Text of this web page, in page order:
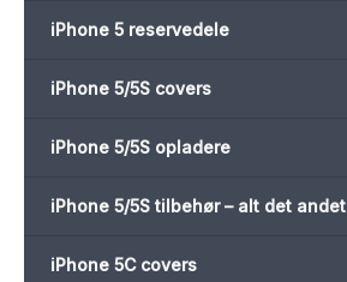
iPhone 5 reservedele
iPhone 5/5S covers
iPhone 5/5S opladere
iPhone 5/5S tilbehør – alt det andet
iPhone 5C covers